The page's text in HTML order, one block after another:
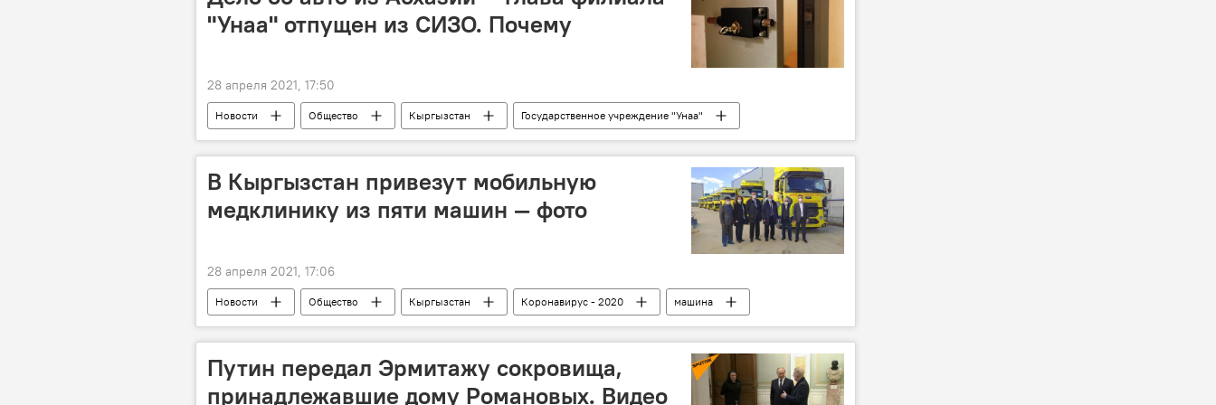
"Унаа" отпущен из СИЗО. Почему
28 апреля 2021, 17:50
Новости Общество Кыргызстан
Государственное учреждение "Унаа"
выплата
ущерб машина Скандал с абхазскими авто в Кыргызстане
В Кыргызстан привезут мобильную
медклинику из пяти машин — фото
28 апреля 2021, 17:06
Новости Общество Кыргызстан Коронавирус - 2020
машина
Алымкадыр Бейшеналиев
Путин передал Эрмитажу сокровища,
принадлежавшие дому Романовых. Видео